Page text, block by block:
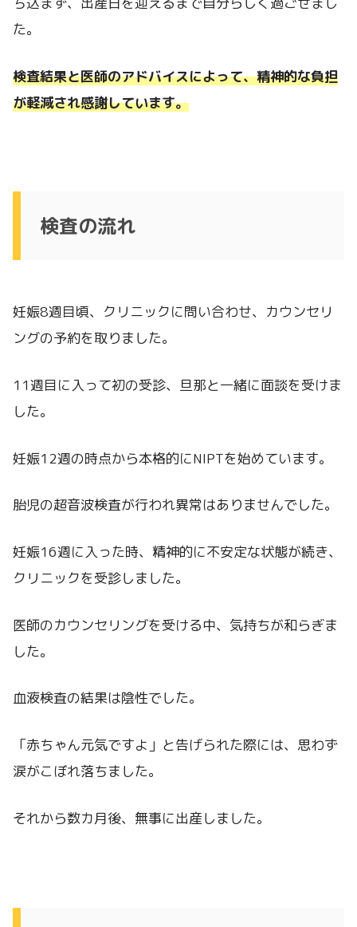
た。
検査結果と医師のアドバイスによって、精神的な負担
が軽減され感謝しています。
検査の流れ
妊娠8週目頃、クリニックに問い合わせ、カウンセリ
ングの予約を取りました。
11週目に入って初の受診、旦那と一緒に面談を受けま
した。
妊娠12週の時点から本格的にNIPTを始めています。
胎児の超音波検査が行われ異常はありませんでした。
妊娠16週に入った時、精神的に不安定な状態が続き、
クリニックを受診しました。
医師のカウンセリングを受ける中、気持ちが和らぎま
した。
血液検査の結果は陰性でした。
「赤ちゃん元気ですよ」と告げられた際には、思わず
涙がこぼれ落ちました。
それから数カ月後、無事に出産しました。